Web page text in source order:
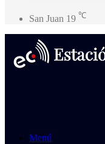
San Juan 19 ℃
Menú